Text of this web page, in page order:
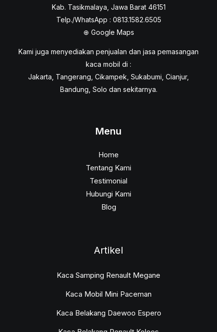
Kab. Tasikmalaya, Jawa Barat 46151
Telp./WhatsApp : 0813.1582.6505
⊕ Google Maps
Kami juga menyediakan penjualan dan jasa pemasangan
kaca mobil di :
Jakarta, Tangerang, Cikampek, Sukabumi, Cianjur,
Bandung, Solo dan sekitarnya.
Menu
Home
Tentang Kami
Testimonial
Hubungi Kami
Blog
Artikel
Kaca Samping Renault Megane
Kaca Mobil Mini Paceman
Kaca Belakang Daewoo Espero